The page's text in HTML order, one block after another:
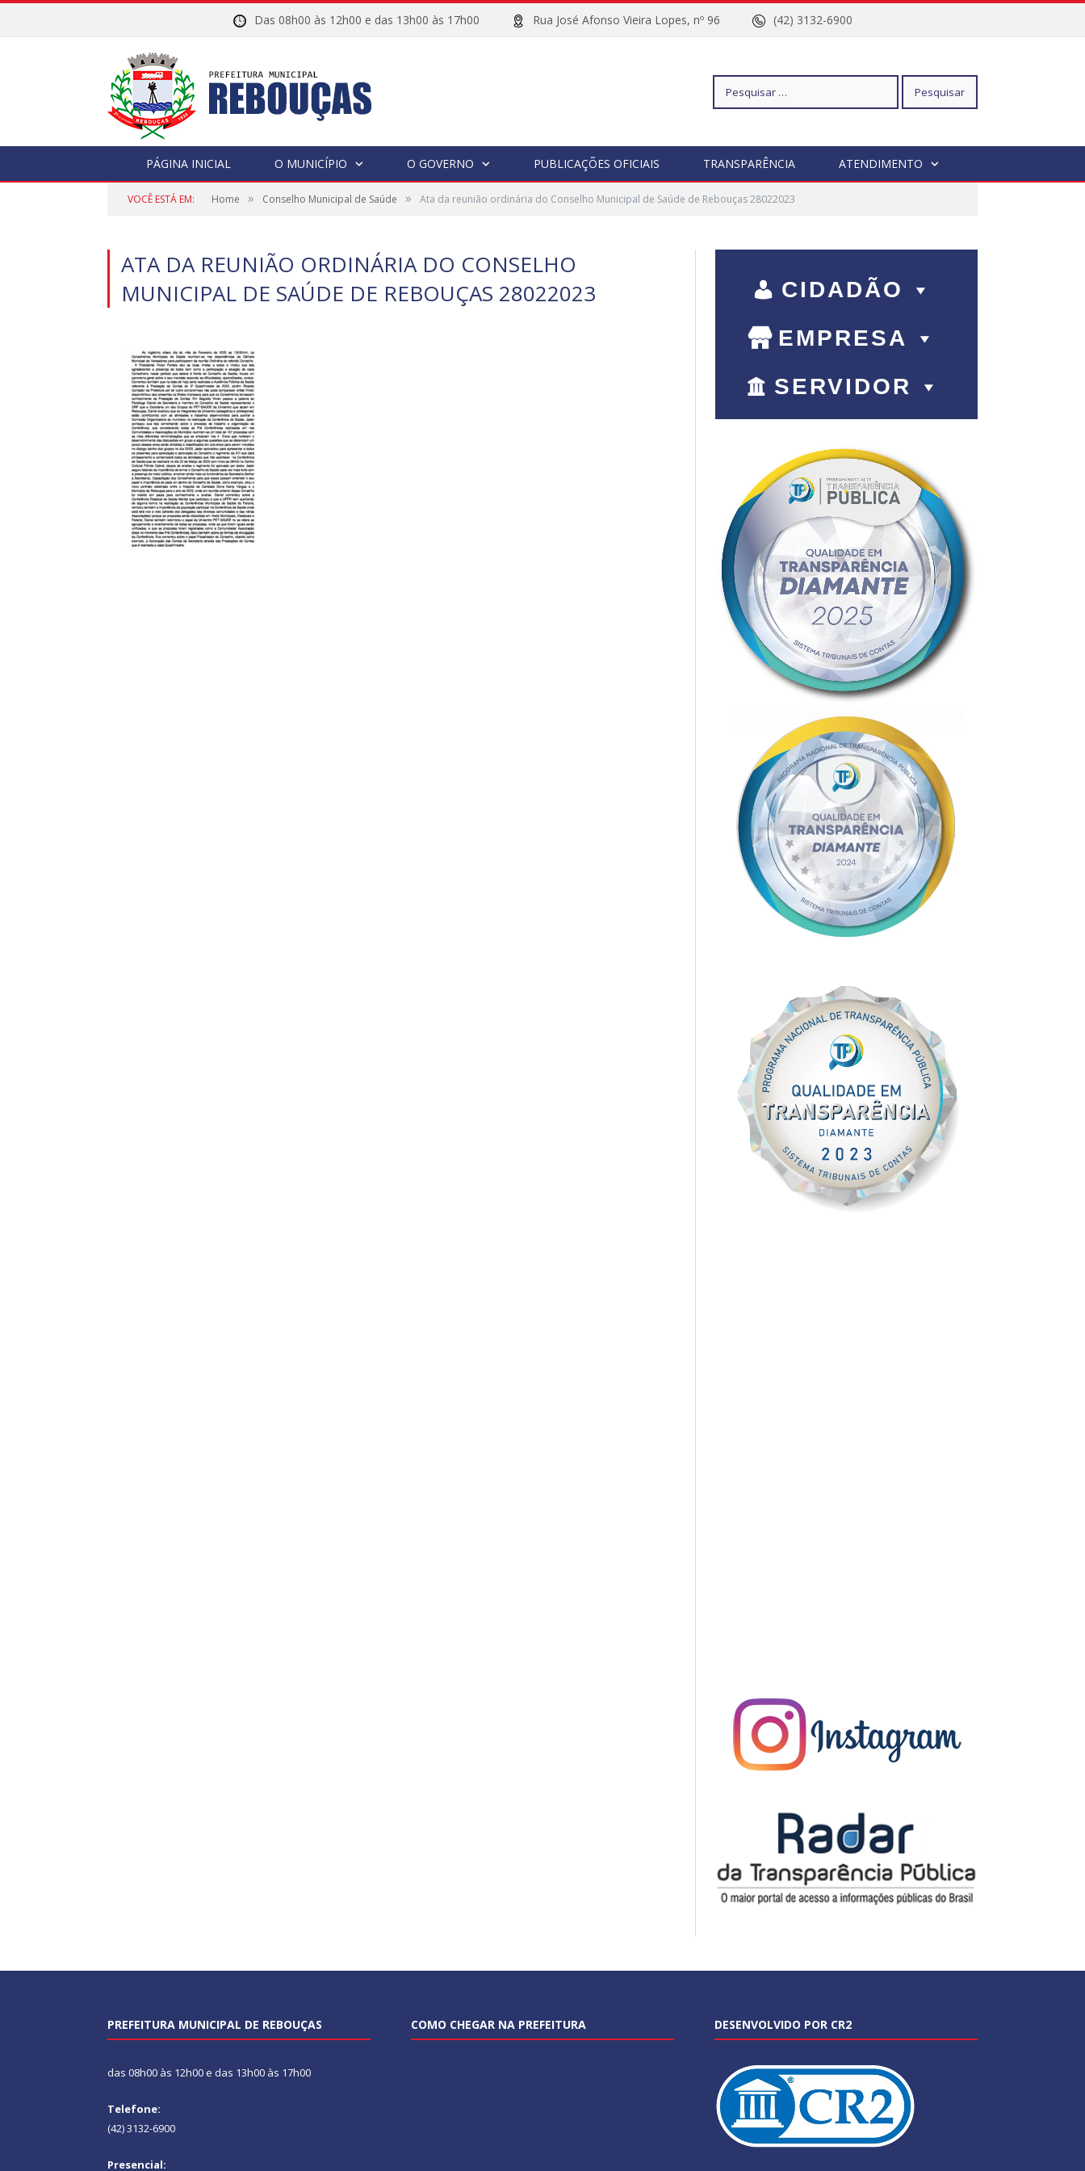
Das 08h00 às 12h00 e das 13h00 às 17h00 Rua José Afonso Vieira Lopes, nº 96 (42) 3132-6900
Pesquisar
por:
PÁGINA INICIAL O MUNICÍPIO O GOVERNO PUBLICAÇÕES OFICIAIS TRANSPARÊNCIA ATENDIMENTO
VOCÊ ESTÁ EM: Home » Conselho Municipal de Saúde » Ata da reunião ordinária do Conselho Municipal de Saúde de Rebouças 28022023
ATA DA REUNIÃO ORDINÁRIA DO CONSELHO
MUNICIPAL DE SAÚDE DE REBOUÇAS 28022023
CIDADÃO
EMPRESA
SERVIDOR
PREFEITURA MUNICIPAL DE REBOUÇAS
das 08h00 às 12h00 e das 13h00 às 17h00
Telefone:
(42) 3132-6900
Presencial:
COMO CHEGAR NA PREFEITURA DESENVOLVIDO POR CR2